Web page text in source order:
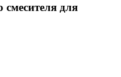
смесителя для